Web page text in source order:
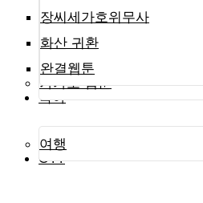
장씨세가호위무사
화산 귀환
완결웹툰
카카오 웹툰
육아
여행
OTT